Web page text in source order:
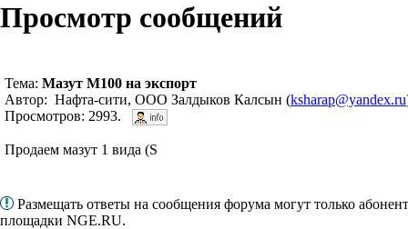
Просмотр сообщений
Тема: Мазут М100 на экспорт
Автор: Нафта-сити, ООО Залдыков Калсын (ksharap@yandex.ru
Просмотров: 2993.
Продаем мазут 1 вида (S
Размещать ответы на сообщения форума могут только
площадки NGE.RU.